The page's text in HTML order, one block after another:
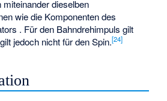
dieselben
wie die Komponenten des
. Für den Bahndrehimpuls gilt
jedoch nicht für den Spin.[24]